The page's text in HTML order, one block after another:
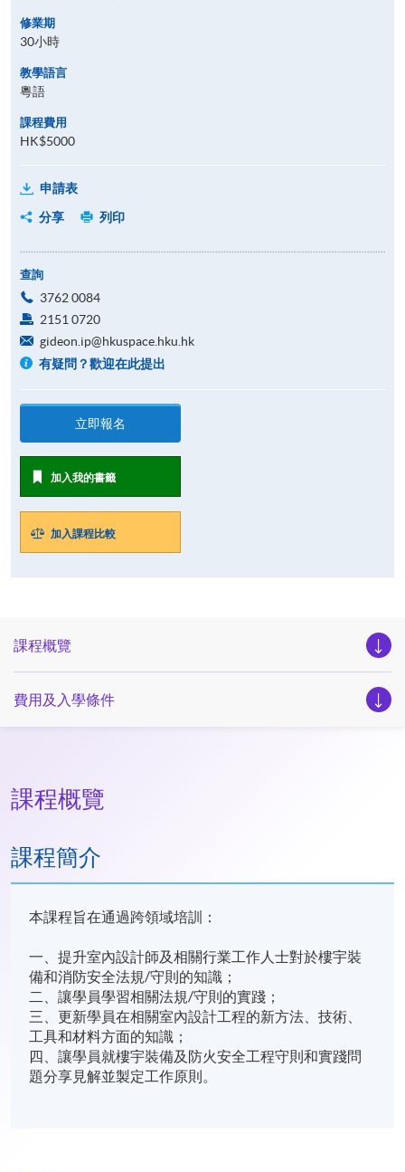
修業期
30小時
教學語言
粵語
課程費用
HK$5000
申請表
分享
列印
查詢
3762 0084
2151 0720
gideon.ip@hkuspace.hku.hk
有疑問？歡迎在此提出
立即報名
加入我的書籤
加入課程比較
課程概覽
費用及入學條件
課程概覽
課程簡介
本課程旨在通過跨領域培訓：
一、提升室內設計師及相關行業工作人士對於樓宇裝
備和消防安全法規/守則的知識；
二、讓學員學習相關法規/守則的實踐；
三、更新學員在相關室內設計工程的新方法、技術、
工具和材料方面的知識；
四、讓學員就樓宇裝備及防火安全工程守則和實踐問
題分享見解並製定工作原則。